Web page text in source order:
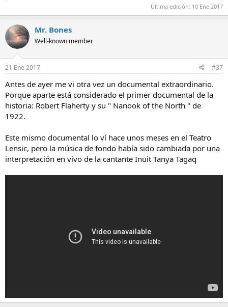
Última edición: 10 Ene 2017
Mr. Bones
Well-known member
21 Ene 2017 #37
Antes de ayer me vi otra vez un documental extraordinario.
Porque aparte está considerado el primer documental de la
historia: Robert Flaherty y su " Nanook of the North " de
1922.
Este mismo documental lo ví hace unos meses en el Teatro
Lensic, pero la música de fondo había sido cambiada por una
interpretación en vivo de la cantante Inuit Tanya Tagaq